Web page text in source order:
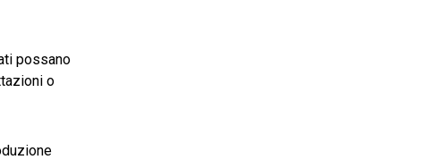
possano
o